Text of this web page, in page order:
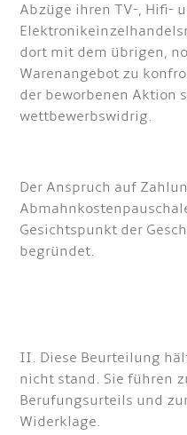
Abzüge ihren TV-, Hifi-
dort mit dem übrigen,
Warenangebot zu
der beworbenen Aktion
wettbewerbswidrig.
Der Anspruch auf
Gesichtspunkt der
begründet.
II. Diese Beurteilung
nicht stand. Sie führen
Berufungsurteils und
Widerklage.